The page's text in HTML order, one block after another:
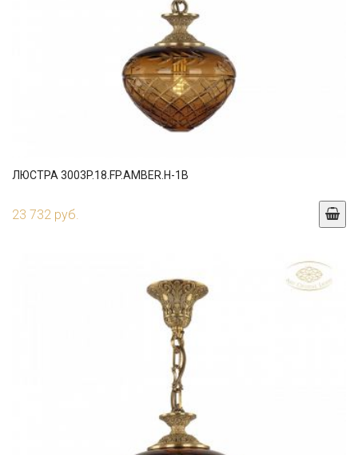
ЛЮСТРА 3003P.18.FP.AMBER.H-1B
23 732 руб.